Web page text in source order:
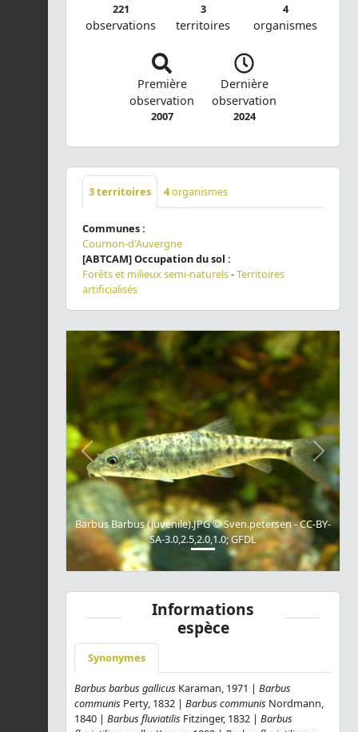
221
observations
3
territoires
4
organismes
Première
observation
2007
Dernière
observation
2024
3territoires 4organismes
Communes :
Cournon-d'Auvergne
[ABTCAM] Occupation du sol :
Forêts et milieux semi-naturels-Territoires
artificialisés
Barbus Barbus (juvenile).JPG © Sven.petersen - CC-BY-
SA-3.0,2.5,2.0,1.0; GFDL
Previous Next
Informations
espèce
Synonymes
Barbus barbus gallicus Karaman, 1971 | Barbus
communis Perty, 1832 | Barbus communis Nordmann,
1840 | Barbus fluviatilis Fitzinger, 1832 | Barbus